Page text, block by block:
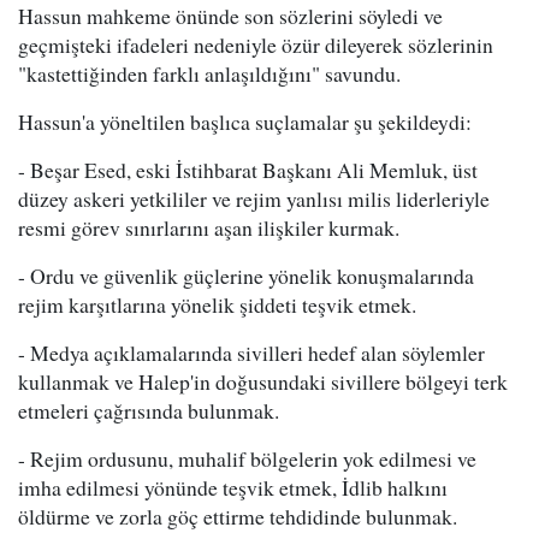
Hassun mahkeme önünde son sözlerini söyledi ve
geçmişteki ifadeleri nedeniyle özür dileyerek sözlerinin
"kastettiğinden farklı anlaşıldığını" savundu.
Hassun'a yöneltilen başlıca suçlamalar şu şekildeydi:
- Beşar Esed, eski İstihbarat Başkanı Ali Memluk, üst
düzey askeri yetkililer ve rejim yanlısı milis liderleriyle
resmi görev sınırlarını aşan ilişkiler kurmak.
- Ordu ve güvenlik güçlerine yönelik konuşmalarında
rejim karşıtlarına yönelik şiddeti teşvik etmek.
- Medya açıklamalarında sivilleri hedef alan söylemler
kullanmak ve Halep'in doğusundaki sivillere bölgeyi terk
etmeleri çağrısında bulunmak.
- Rejim ordusunu, muhalif bölgelerin yok edilmesi ve
imha edilmesi yönünde teşvik etmek, İdlib halkını
öldürme ve zorla göç ettirme tehdidinde bulunmak.